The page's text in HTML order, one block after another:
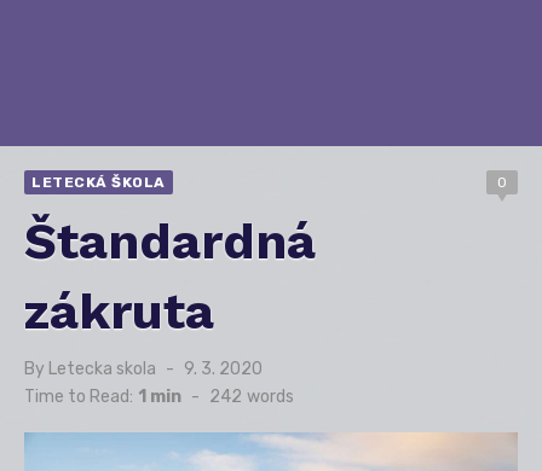
LETECKÁ ŠKOLA 0
Štandardná
zákruta
By Letecka skola
Posted
9. 3. 2020
Time to Read: 1 min - 242 words